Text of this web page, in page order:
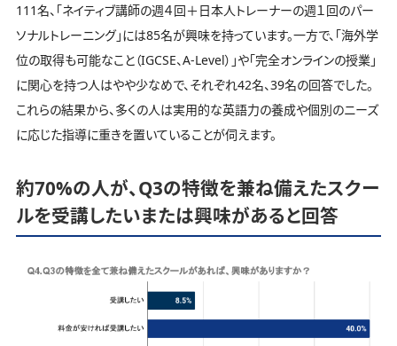
111名、「ネイティブ講師の週４回＋日本人トレーナーの週１回のパー
ソナルトレーニング」には85名が興味を持っています。一方で、「海外学
位の取得も可能なこと（IGCSE、A-Level）」や「完全オンラインの授業」
に関心を持つ人はやや少なめで、それぞれ42名、39名の回答でした。
これらの結果から、多くの人は実用的な英語力の養成や個別のニーズ
に応じた指導に重きを置いていることが伺えます。
約70%の人が、Q3の特徴を兼ね備えたスクー
ルを受講したいまたは興味があると回答